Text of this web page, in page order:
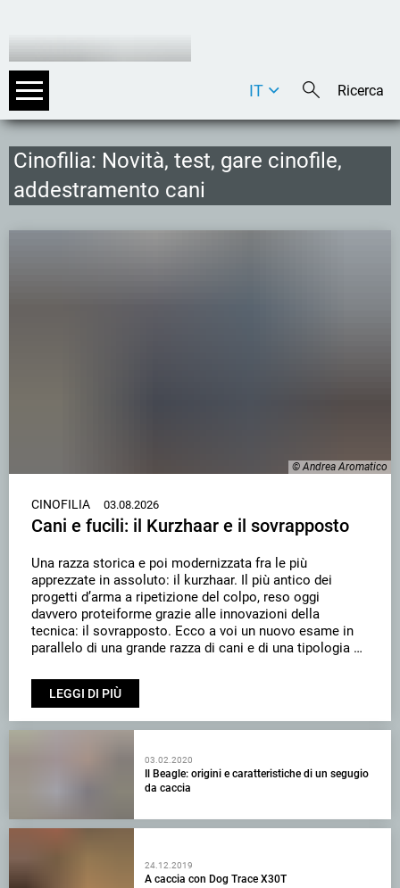
DE
IT
Cinofilia: Novità, test, gare cinofile,
addestramento cani
© Andrea Aromatico
CINOFILIA 03.08.2026
Cani e fucili: il Kurzhaar e il sovrapposto
Una razza storica e poi modernizzata fra le più
apprezzate in assoluto: il kurzhaar. Il più antico dei
progetti d’arma a ripetizione del colpo, reso oggi
davvero proteiforme grazie alle innovazioni della
tecnica: il sovrapposto. Ecco a voi un nuovo esame in
parallelo di una grande razza di cani e di una tipologia di
LEGGI DI PIÙ
03.02.2020
Il Beagle: origini e caratteristiche di un segugio
da caccia
24.12.2019
A caccia con Dog Trace X30T